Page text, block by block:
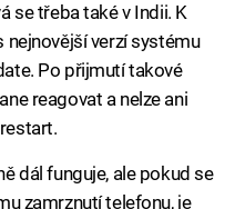
se třeba také v Indii. K
nejnovější verzí systému
Po přijmutí takové
reagovat a nelze ani
dál funguje, ale pokud se
zamrznutí telefonu, je